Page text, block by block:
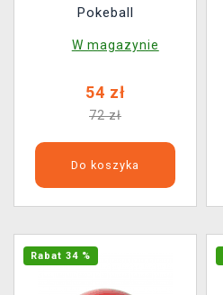
Pokeball
W magazynie
54 zł
72 zł
Do koszyka
Rabat 34 %